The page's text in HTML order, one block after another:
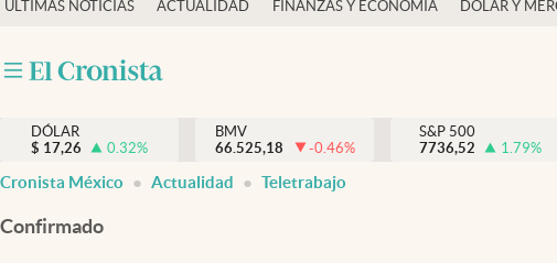
ÚLTIMAS NOTICIAS ACTUALIDAD FINANZAS Y ECONOMÍA DÓLAR Y
Actualidad
Internacionales
Opinión
Brand Strategy
DÓLAR
$ 17,26 0.32%
BMV
66.525,18
-0.46%
S&P 500
7736,52
1.79%
Cronista México Actualidad Teletrabajo
Confirmado